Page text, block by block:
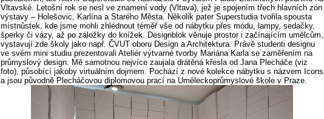
Vltavské. Letošní rok se nesl ve znamení vody (Vltava), jež je spojením třech hlavních zón
výstavy – Holešovic, Karlína a Starého Města. Několik pater Superstudia tvořila spousta
místnůstek, kde jsme mohli zhlédnout téměř vše od nábytku přes módu, lampy, sedačky,
šperky či vázy, až po záložky do knížek. Designblok věnuje prostor i začínajícím umělcům,
vystavují zde školy jako např. ČVUT oboru Design a Architektura. Právě studenti designu
ve svém mini studiu prezentovali Ateliér výtvarné tvorby Mariána Karla se zaměřením na
průmyslový design. Mě samotnou nejvíce zaujala drátěná křesla od Jana Plecháče (viz
foto), působící jakoby virtuálním dojmem. Pochází z nové kolekce nábytku s názvem Icons
a jsou původně Plecháčovou diplomovou prací na Uměleckoprůmyslové škole v Praze.